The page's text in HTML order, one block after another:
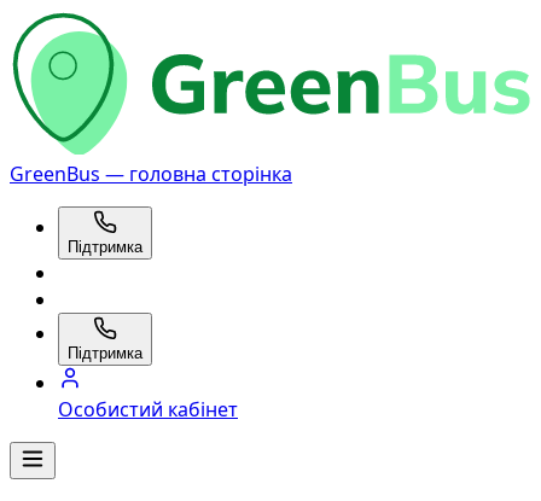
GreenBus — головна сторінка
Підтримка
Підтримка
Особистий кабінет